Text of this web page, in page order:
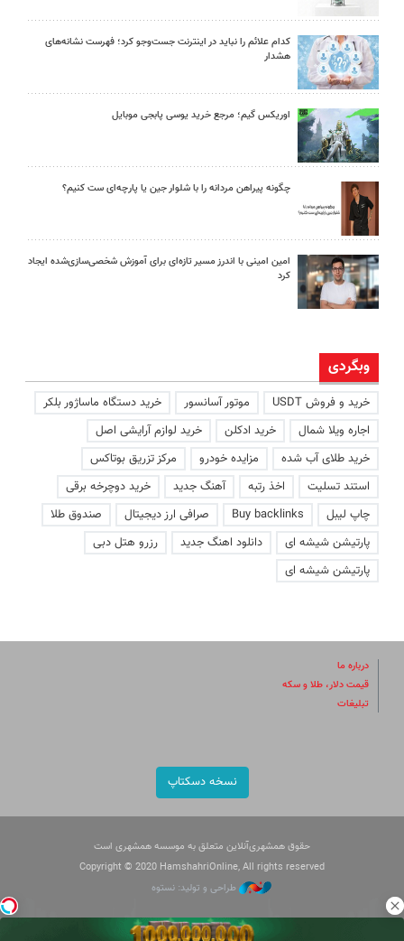
کدام علائم را نباید در اینترنت جست‌وجو کرد؛ فهرست نشانه‌های
هشدار
اوریکس گیم؛ مرجع خرید یوسی پابجی موبایل
چگونه پیراهن مردانه را با شلوار جین یا پارچه‌ای ست کنیم؟
امین امینی با اندرز مسیر تازه‌ای برای آموزش شخصی‌سازی‌شده ایجاد
کرد
وبگردی
خرید و فروش USDT موتور آسانسور
خرید دستگاه ماساژور بلکر
اجاره ویلا شمال
خرید ادکلن
خرید لوازم آرایشی اصل
خرید طلای آب شده
مزایده خودرو
مرکز تزریق بوتاکس
استند تسلیت
اخذ رتبه آهنگ جدید
خرید دوچرخه برقی
چاپ لیبل
Buy backlinks صرافی ارز دیجیتال
صندوق طلا
پارتیشن شیشه ای
دانلود اهنگ جدید
رزرو هتل دبی
پارتیشن شیشه ای
درباره ما
قیمت دلار، طلا و سکه
تبلیغات
نسخه دسکتاپ
حقوق همشهری‌آنلاین متعلق به موسسه همشهری است
Copyright © 2020 HamshahriOnline, All rights reserved
طراحی و تولید: نستوه